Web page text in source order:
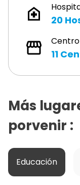
20
11
Más
porvenir :
Educación